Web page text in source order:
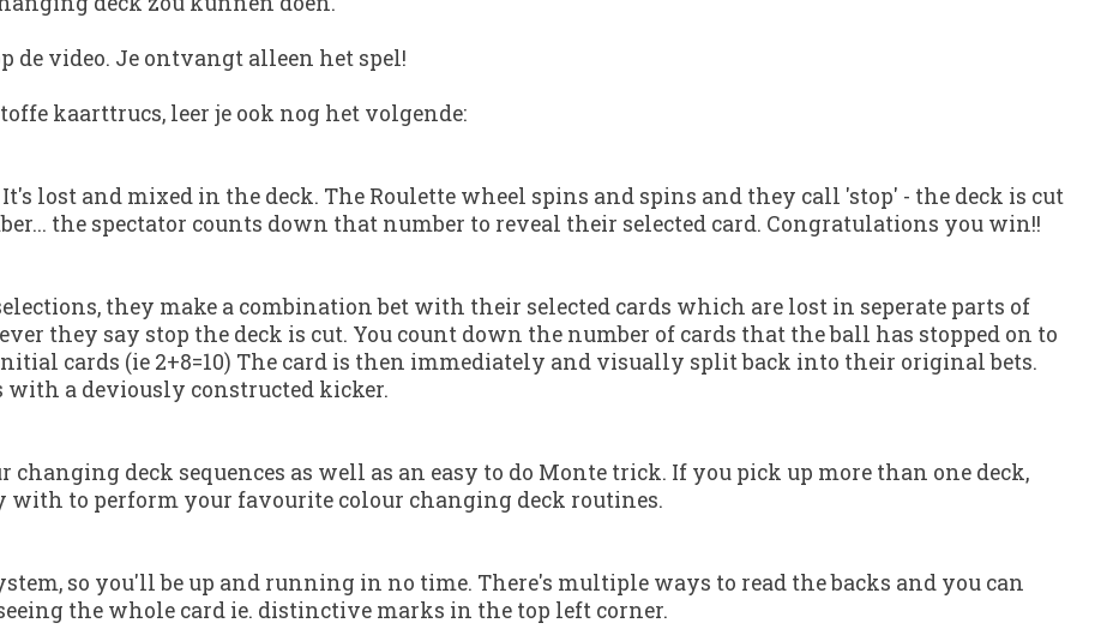
de video. Je ontvangt alleen het spel!
kaarttrucs, leer je ook nog het volgende:
lost and mixed in the deck. The Roulette wheel spins and spins and they call 'stop' - the deck is cut
the spectator counts down that number to reveal their selected card. Congratulations you win!!
they make a combination bet with their selected cards which are lost in seperate parts of
they say stop the deck is cut. You count down the number of cards that the ball has stopped on to
cards (ie 2+8=10) The card is then immediately and visually split back into their original bets.
a deviously constructed kicker.
deck sequences as well as an easy to do Monte trick. If you pick up more than one deck,
to perform your favourite colour changing deck routines.
so you'll be up and running in no time. There's multiple ways to read the backs and you can
the whole card ie. distinctive marks in the top left corner.